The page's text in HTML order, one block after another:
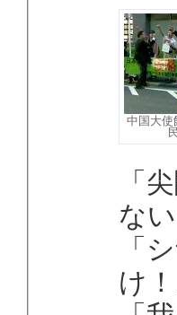
中国大使
「
ない
「
け！